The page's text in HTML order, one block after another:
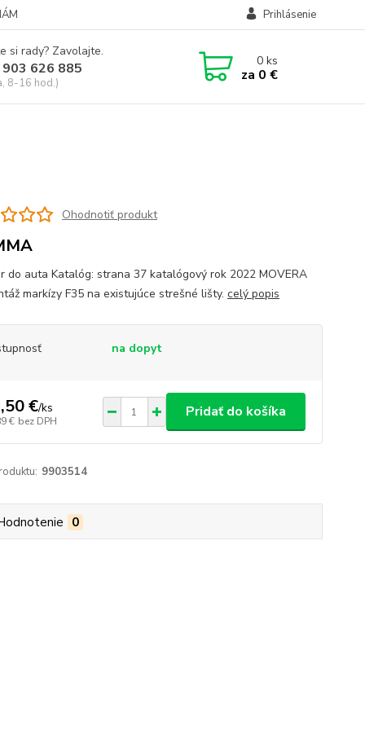
Prihlásenie
si rady? Zavolajte.
626 885
8-16 hod.)
0ks
za 0 €
Ohodnotiť produkt
do auta Katalóg: strana 37 katalógový rok 2022 MOVERA
markízy F35 na existujúce strešné lišty. celý popis
na dopyt
€/ks
€ bez DPH
Pridať do košíka
9903514
0